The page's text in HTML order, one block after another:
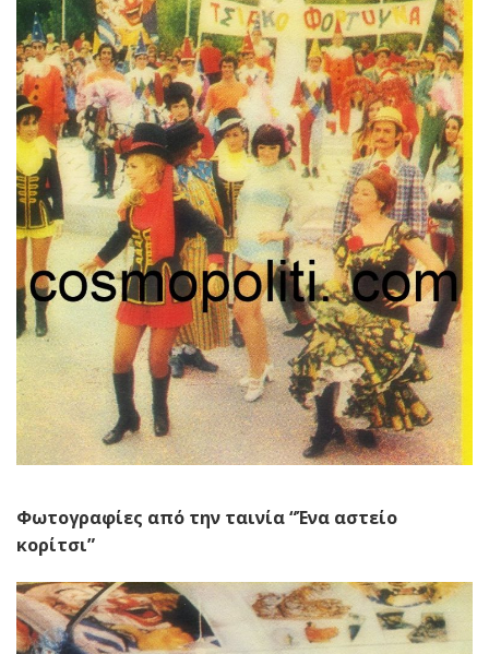
Φωτογραφίες από την ταινία “Ένα αστείο
κορίτσι”